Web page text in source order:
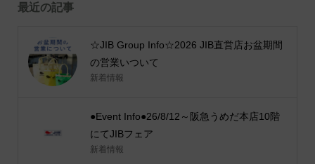
最近の記事
☆JIB Group Info☆2026 JIB直営店お盆期間
の営業いついて
新着情報
●Event Info●26/8/12～阪急うめだ本店10階
にてJIBフェア
新着情報